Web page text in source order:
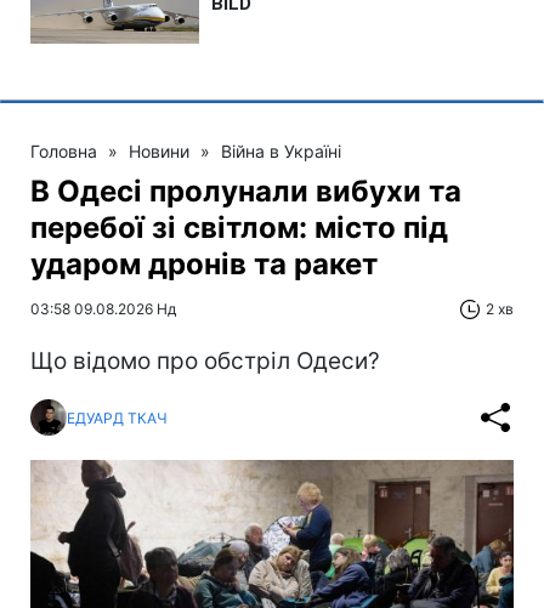
Головна » Новини » Війна в Україні
В Одесі пролунали вибухи та
перебої зі світлом: місто під
ударом дронів та ракет
03:58 09.08.2026 Нд 2 хв
Що відомо про обстріл Одеси?
ЕДУАРД ТКАЧ